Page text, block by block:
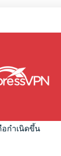
อกำเนิดขึ้น